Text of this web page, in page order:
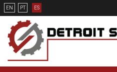
EN PT ES